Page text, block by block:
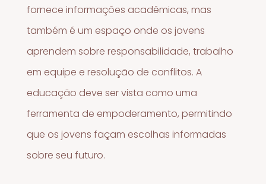
fornece informações acadêmicas, mas
também é um espaço onde os jovens
aprendem sobre responsabilidade, trabalho
em equipe e resolução de conflitos. A
educação deve ser vista como uma
ferramenta de empoderamento, permitindo
que os jovens façam escolhas informadas
sobre seu futuro.